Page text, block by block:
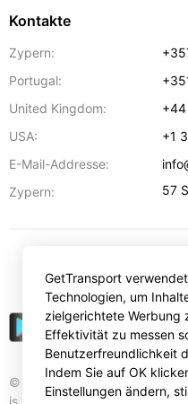
Kontakte
Zypern:
Portugal:
United Kingdom:
USA:
+1
E-Mail-Addresse:
Zypern:
57
© Gettransport International
is trademark of Gettransport
EURGetTransport
Technologien, um
zielgerichtete Werbung
Effektivität zu messen
Benutzerfreundlichkeit
Indem Sie auf OK
Einstellungen ändern,